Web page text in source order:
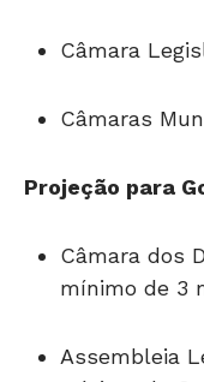
Câmara
Câmaras
Projeção para
Câmara dos
mínimo de 3
Assembleia